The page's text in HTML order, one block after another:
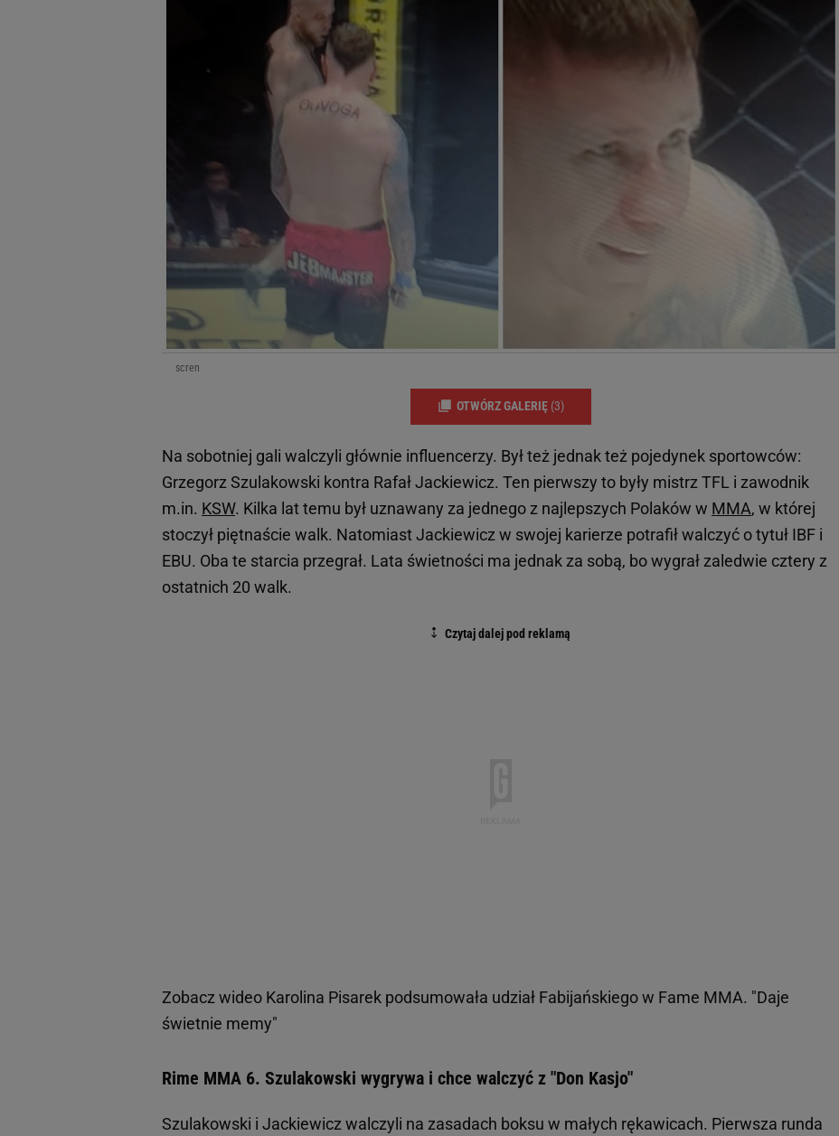
scren
OTWÓRZ GALERIĘ (3)
Na sobotniej gali walczyli głównie influencerzy. Był też jednak też pojedynek sportowców:
Grzegorz Szulakowski kontra Rafał Jackiewicz. Ten pierwszy to były mistrz TFL i zawodnik
m.in. KSW. Kilka lat temu był uznawany za jednego z najlepszych Polaków w MMA, w której
stoczył piętnaście walk. Natomiast Jackiewicz w swojej karierze potrafił walczyć o tytuł IBF i
EBU. Oba te starcia przegrał. Lata świetności ma jednak za sobą, bo wygrał zaledwie cztery z
ostatnich 20 walk.
Zobacz wideo Karolina Pisarek podsumowała udział Fabijańskiego w Fame MMA. "Daje
świetnie memy"
Rime MMA 6. Szulakowski wygrywa i chce walczyć z "Don Kasjo"
Szulakowski i Jackiewicz walczyli na zasadach boksu w małych rękawicach. Pierwsza runda